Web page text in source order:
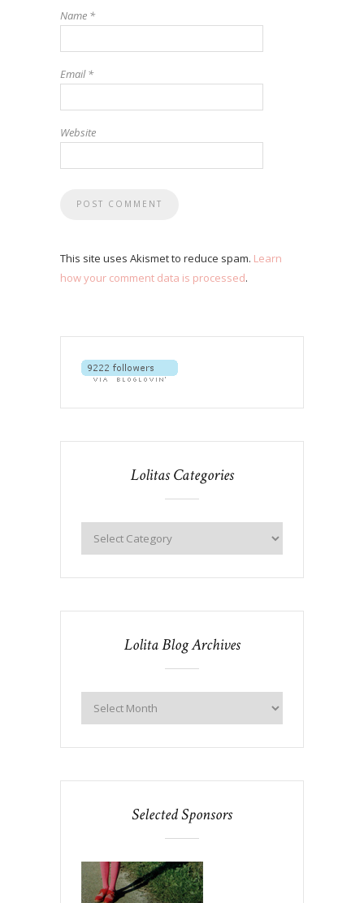
Name *
Email*
Website
This site uses Akismet to reduce spam. Learn
how your comment data is processed.
Lolitas Categories
Lolita Blog Archives
Selected Sponsors